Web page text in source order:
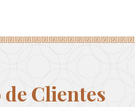
Clientes